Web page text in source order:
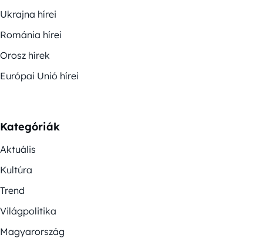
Ukrajna hírei
Románia hírei
Orosz hírek
Európai Unió hírei
Kategóriák
Aktuális
Kultúra
Trend
Világpolitika
Magyarország